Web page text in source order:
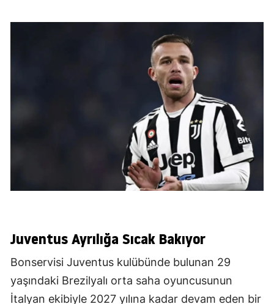
Juventus Ayrılığa Sıcak Bakıyor
Bonservisi Juventus kulübünde bulunan 29
yaşındaki Brezilyalı orta saha oyuncusunun
İtalyan ekibiyle 2027 yılına kadar devam eden bir